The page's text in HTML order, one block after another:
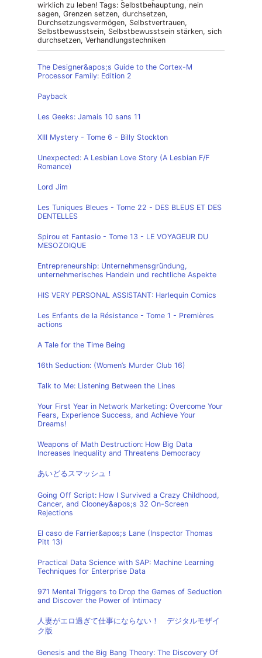
wirklich zu leben! Tags: Selbstbehauptung, nein
sagen, Grenzen setzen, durchsetzen,
Durchsetzungsvermögen, Selbstvertrauen,
Selbstbewusstsein, Selbstbewusstsein stärken, sich
durchsetzen, Verhandlungstechniken
The Designer&apos;s Guide to the Cortex-M
Processor Family: Edition 2
Payback
Les Geeks: Jamais 10 sans 11
XIII Mystery - Tome 6 - Billy Stockton
Unexpected: A Lesbian Love Story (A Lesbian F/F
Romance)
Lord Jim
Les Tuniques Bleues - Tome 22 - DES BLEUS ET DES
DENTELLES
Spirou et Fantasio - Tome 13 - LE VOYAGEUR DU
MESOZOIQUE
Entrepreneurship: Unternehmensgründung,
unternehmerisches Handeln und rechtliche Aspekte
HIS VERY PERSONAL ASSISTANT: Harlequin Comics
Les Enfants de la Résistance - Tome 1 - Premières
actions
A Tale for the Time Being
16th Seduction: (Women’s Murder Club 16)
Talk to Me: Listening Between the Lines
Your First Year in Network Marketing: Overcome Your
Fears, Experience Success, and Achieve Your
Dreams!
Weapons of Math Destruction: How Big Data
Increases Inequality and Threatens Democracy
あいどるスマッシュ！
Going Off Script: How I Survived a Crazy Childhood,
Cancer, and Clooney&apos;s 32 On-Screen
Rejections
El caso de Farrier&apos;s Lane (Inspector Thomas
Pitt 13)
Practical Data Science with SAP: Machine Learning
Techniques for Enterprise Data
971 Mental Triggers to Drop the Games of Seduction
and Discover the Power of Intimacy
人妻がエロ過ぎて仕事にならない！ デジタルモザイ
ク版
Genesis and the Big Bang Theory: The Discovery Of